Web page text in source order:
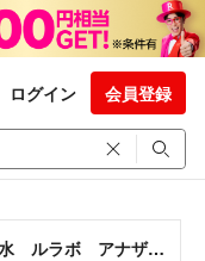
ログイン 会員登録
LE LABO ANOTHER 13 香水 ルラボ アナザー13